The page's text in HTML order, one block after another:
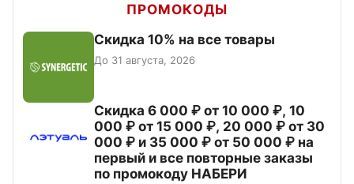
ПРОМОКОДЫ
Скидка 10% на все товары
До 31 августа, 2026
Скидка 6 000 ₽ от 10 000 ₽, 10
000 ₽ от 15 000 ₽, 20 000 ₽ от 30
000 ₽ и 35 000 ₽ от 50 000 ₽ на
первый и все повторные заказы
по промокоду НАБЕРИ